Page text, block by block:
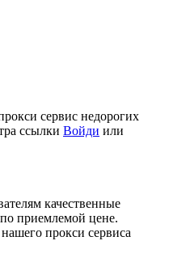
сервис недорогих
ссылки Войди или
качественные
приемлемой цене.
прокси сервиса